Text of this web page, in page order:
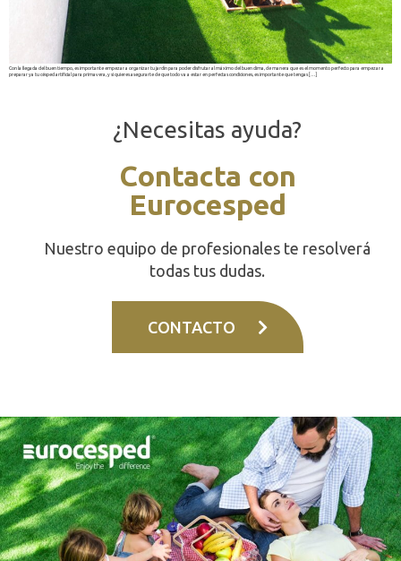
Con la llegada del buen tiempo, es importante empezar a organizar tu jardín para poder disfrutar al máximo del buen clima, de manera que es el momento perfecto para empezar a
preparar ya tu césped artificial para primavera, y si quieres asegurarte de que todo va a estar en perfectas condiciones, es importante que tengas […]
¿Necesitas ayuda?
Contacta con
Eurocesped
Nuestro equipo de profesionales te resolverá
todas tus dudas.
CONTACTO